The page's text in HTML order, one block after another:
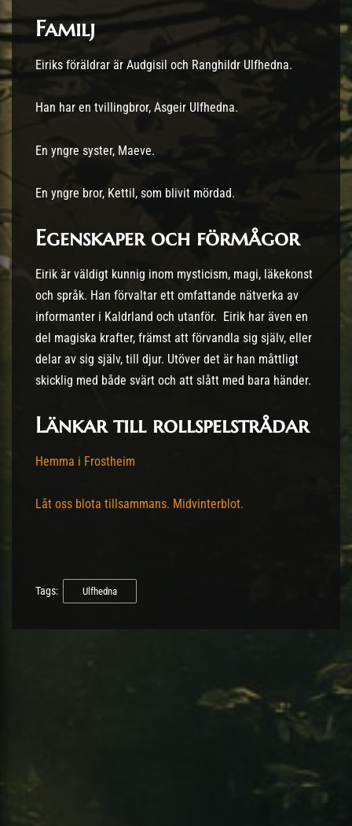
Familj
Eiriks föräldrar är Audgisil och Ranghildr Ulfhedna.
Han har en tvillingbror, Asgeir Ulfhedna.
En yngre syster, Maeve.
En yngre bror, Kettil, som blivit mördad.
Egenskaper och förmågor
Eirik är väldigt kunnig inom mysticism, magi, läkekonst
och språk. Han förvaltar ett omfattande nätverka av
informanter i Kaldrland och utanför. Eirik har även en
del magiska krafter, främst att förvandla sig själv, eller
delar av sig själv, till djur. Utöver det är han måttligt
skicklig med både svärt och att slått med bara händer.
Länkar till rollspelstrådar
Hemma i Frostheim
Låt oss blota tillsammans. Midvinterblot.
Tags: Ulfhedna